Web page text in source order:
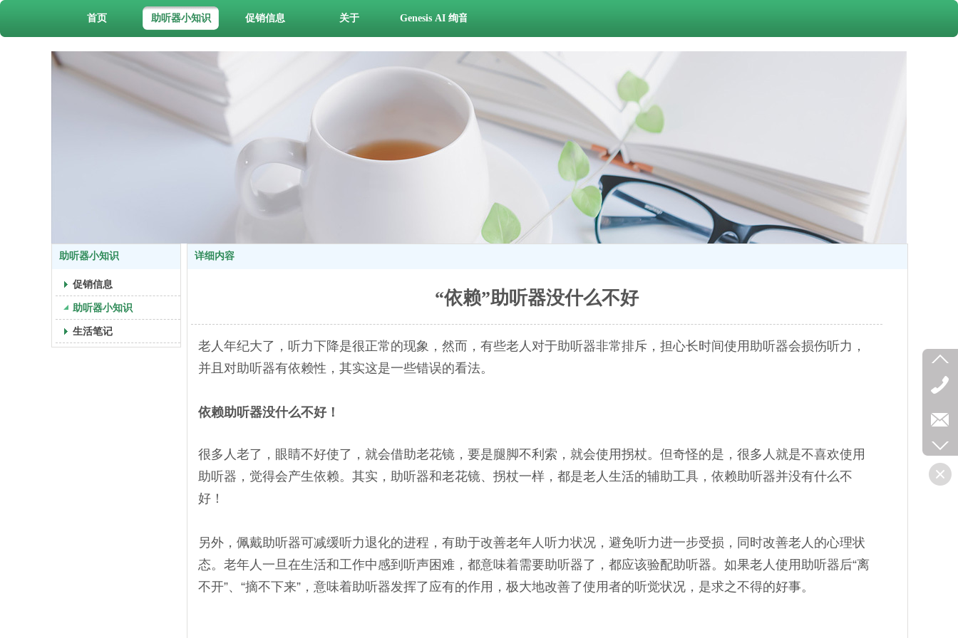
首页 助听器小知识 促销信息 关于 Genesis AI 绚音多巴胺，掀起听力狂欢！
助听器小知识
促销信息
助听器小知识
生活笔记
详细内容
“依赖”助听器没什么不好
老人年纪大了，听力下降是很正常的现象，然而，有些老人对于助听器非常排斥，担心长时间使用助听器会损伤听力，
并且对助听器有依赖性，其实这是一些错误的看法。
依赖助听器没什么不好！
很多人老了，眼睛不好使了，就会借助老花镜，要是腿脚不利索，就会使用拐杖。但奇怪的是，很多人就是不喜欢使用
助听器，觉得会产生依赖。其实，助听器和老花镜、拐杖一样，都是老人生活的辅助工具，依赖助听器并没有什么不
好！
另外，佩戴助听器可减缓听力退化的进程，有助于改善老年人听力状况，避免听力进一步受损，同时改善老人的心理状
态。老年人一旦在生活和工作中感到听声困难，都意味着需要助听器了，都应该验配助听器。如果老人使用助听器后“离
不开”、“摘不下来”，意味着助听器发挥了应有的作用，极大地改善了使用者的听觉状况，是求之不得的好事。